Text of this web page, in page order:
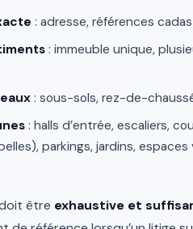
: adresse, références
: immeuble unique,
: sous-sols, rez-de-
: halls d’entrée, escaliers,
parkings, jardins,
être exhaustive et